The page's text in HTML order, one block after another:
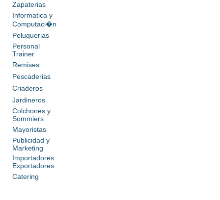
Zapaterias
Informatica y
Computaci�n
Peluquerias
Personal
Trainer
Remises
Pescaderias
Criaderos
Jardineros
Colchones y
Sommiers
Mayoristas
Publicidad y
Marketing
Importadores
Exportadores
Catering